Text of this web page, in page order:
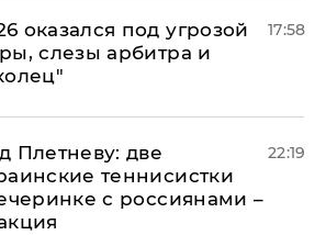
оказался под угрозой
слезы арбитра и
17:58
Плетневу: две
теннисистки
с россиянами –
22:19